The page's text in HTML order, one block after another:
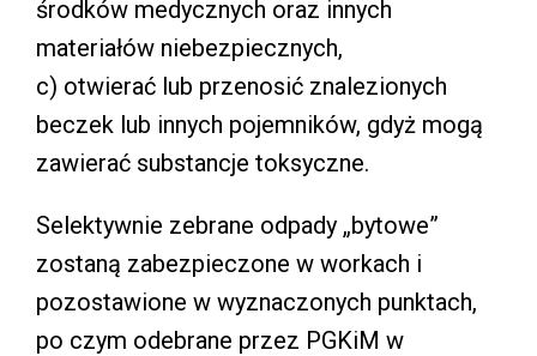
środków medycznych oraz innych
materiałów niebezpiecznych,
c) otwierać lub przenosić znalezionych
beczek lub innych pojemników, gdyż mogą
zawierać substancje toksyczne.
Selektywnie zebrane odpady „bytowe”
zostaną zabezpieczone w workach i
pozostawione w wyznaczonych punktach,
po czym odebrane przez PGKiM w